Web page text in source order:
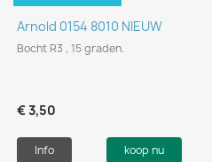
Arnold 0154 8010 NIEUW
Bocht R3 , 15 graden.
€ 3,50
Info koop nu